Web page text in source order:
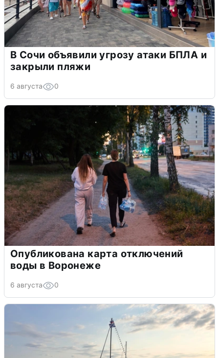
В Сочи объявили угрозу атаки БПЛА и
закрыли пляжи
6 августа 0
Опубликована карта отключений
воды в Воронеже
6 августа 0